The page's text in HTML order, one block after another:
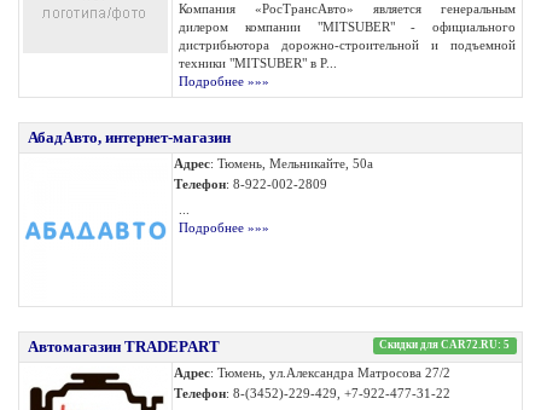
Компания «РосТрансАвто» является генеральным
дилером компании "MITSUBER" - официального
дистрибьютора дорожно-строительной и подъемной
техники "MITSUBER" в Р...
Подробнее »»»
АбадАвто, интернет-магазин
Адрес: Тюмень, Мельникайте, 50а
Телефон: 8-922-002-2809
Подробнее »»»
Автомагазин TRADEPART Скидки для CAR72.RU: 5
Адрес: Тюмень, ул.Александра Матросова 27/2
Телефон: 8-(3452)-229-429, +7-922-477-31-22